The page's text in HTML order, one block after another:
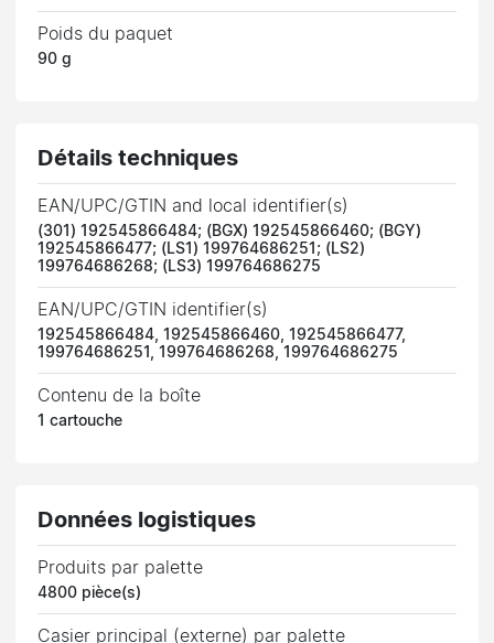
Poids du paquet
90 g
Détails techniques
EAN/UPC/GTIN and local identifier(s)
(301) 192545866484; (BGX) 192545866460; (BGY)
192545866477; (LS1) 199764686251; (LS2)
199764686268; (LS3) 199764686275
EAN/UPC/GTIN identifier(s)
192545866484, 192545866460, 192545866477,
199764686251, 199764686268, 199764686275
Contenu de la boîte
1 cartouche
Données logistiques
Produits par palette
4800 pièce(s)
Casier principal (externe) par palette